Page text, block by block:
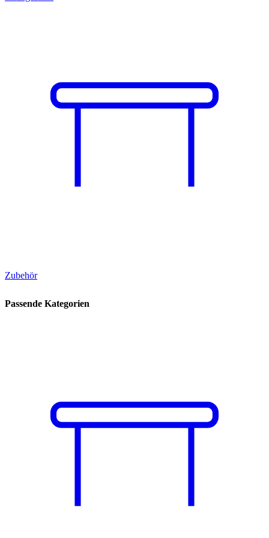
Zubehör
Passende Kategorien